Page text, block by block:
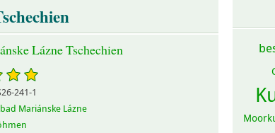
Lázne Tschechien
241-1
Mariánske Lázne